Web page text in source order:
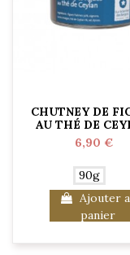
CHUTNEY DE
AU THÉ DE
6,90 €
90g
Ajouter
panier